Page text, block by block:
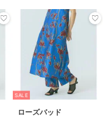
SALE
ローズバッド